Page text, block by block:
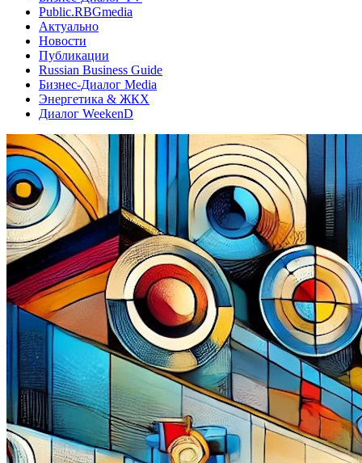
Public.RBGmedia
Актуально
Новости
Публикации
Russian Business Guide
Бизнес-Диалог Media
Энергетика & ЖКХ
Диалог WeekenD